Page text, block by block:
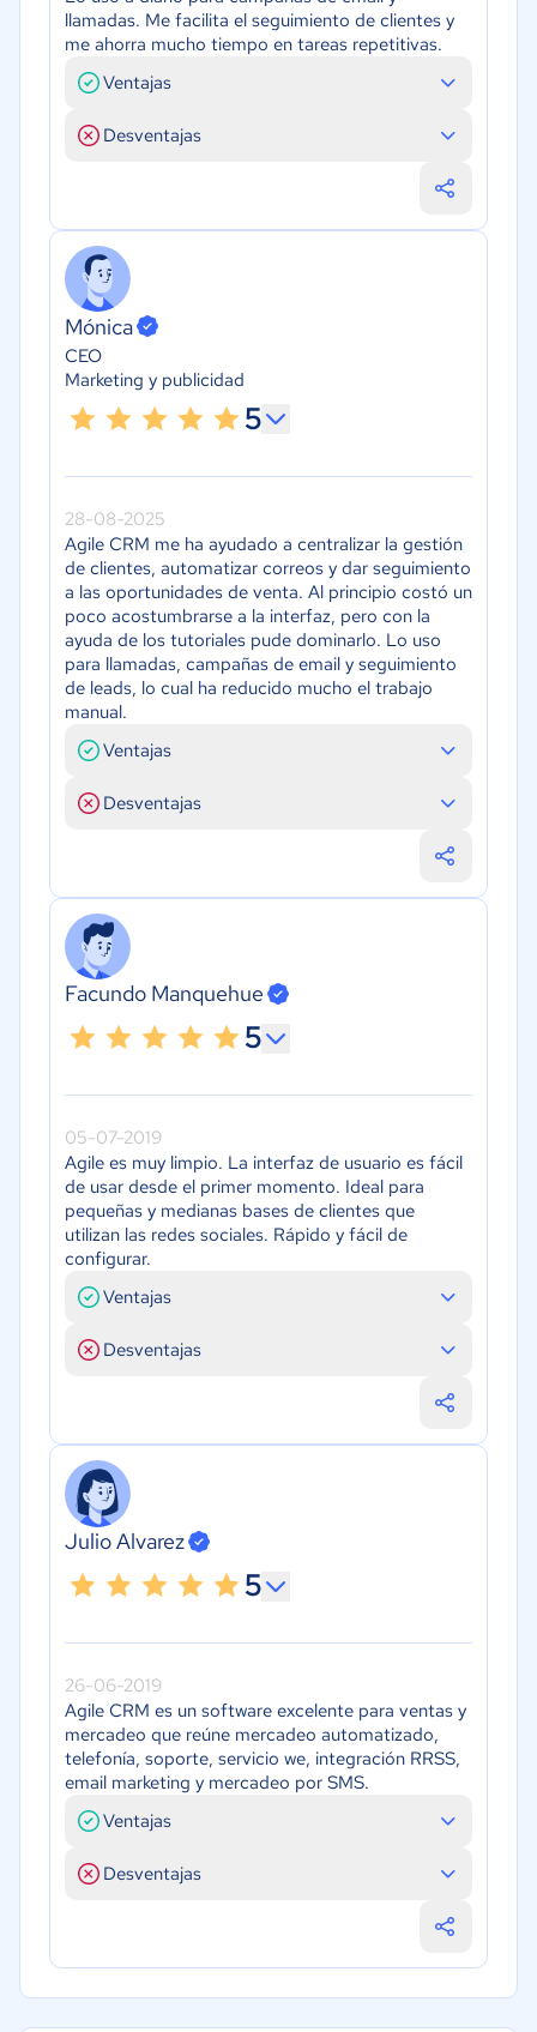
llamadas. Me facilita el seguimiento de clientes y
me ahorra mucho tiempo en tareas repetitivas.
Ventajas
Desventajas
Mónica
CEO
Marketing y publicidad
5
28-08-2025
Agile CRM me ha ayudado a centralizar la gestión
de clientes, automatizar correos y dar seguimiento
a las oportunidades de venta. Al principio costó un
poco acostumbrarse a la interfaz, pero con la
ayuda de los tutoriales pude dominarlo. Lo uso
para llamadas, campañas de email y seguimiento
de leads, lo cual ha reducido mucho el trabajo
manual.
Ventajas
Desventajas
Facundo Manquehue
5
05-07-2019
Agile es muy limpio. La interfaz de usuario es fácil
de usar desde el primer momento. Ideal para
pequeñas y medianas bases de clientes que
utilizan las redes sociales. Rápido y fácil de
configurar.
Ventajas
Desventajas
Julio Alvarez
5
26-06-2019
Agile CRM es un software excelente para ventas y
mercadeo que reúne mercadeo automatizado,
telefonía, soporte, servicio we, integración RRSS,
email marketing y mercadeo por SMS.
Ventajas
Desventajas